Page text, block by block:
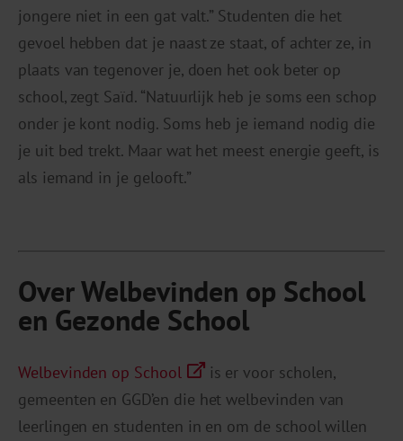
jongere niet in een gat valt.” Studenten die het
gevoel hebben dat je naast ze staat, of achter ze, in
plaats van tegenover je, doen het ook beter op
school, zegt Saïd. “Natuurlijk heb je soms een schop
onder je kont nodig. Soms heb je iemand nodig die
je uit bed trekt. Maar wat het meest energie geeft, is
als iemand in je gelooft.”
Over Welbevinden op School
en Gezonde School
Welbevinden op School
is er voor scholen,
gemeenten en GGD’en die het welbevinden van
leerlingen en studenten in en om de school willen